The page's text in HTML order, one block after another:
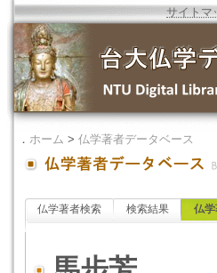
サイトマ
． ホーム > 仏学著者データベース
仏学著者検索 検索結果 仏